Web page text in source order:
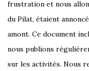
frustration et nous
du Pilat, étaient
amont. Ce document
nous publions
sur les activités. Nous